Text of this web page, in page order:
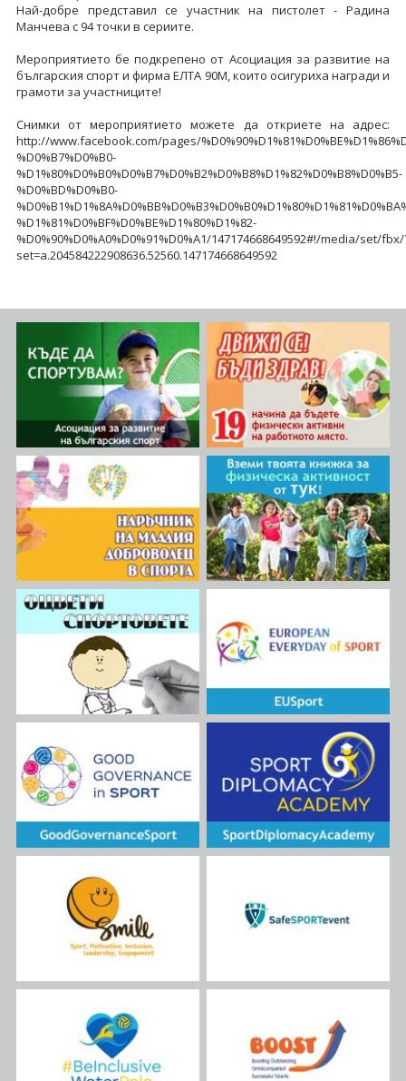
Най-добре представил се участник на пистолет - Радина
Манчева с 94 точки в сериите.
Мероприятието бе подкрепено от Асоциация за развитие на
българския спорт и фирма ЕЛТА 90М, които осигуриха награди и
грамоти за участниците!
Снимки от мероприятието можете да откриете на адрес:
http://www.facebook.com/pages/
%D0%B7%D0%B0-
%D1%80%D0%B0%D0%B7%D0%B2%D0%B8%D1%82%D0%B8%D0%B5-
%D0%BD%D0%B0-
%D1%81%D0%BF%D0%BE%D1%80%D1%82-
%D0%90%D0%A0%D0%91%D0%A1/147174668649592#!/media/set/fbx/
set=a.204584222908636.52560.147174668649592